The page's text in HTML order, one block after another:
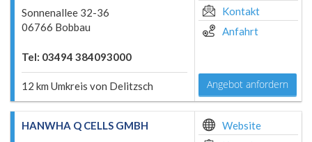
Sonnenallee 32-36
06766 Bobbau
Tel: 03494 384093000
12 km Umkreis von Delitzsch
Kontakt
Anfahrt
Angebot anfordern
HANWHA Q CELLS GMBH
Website